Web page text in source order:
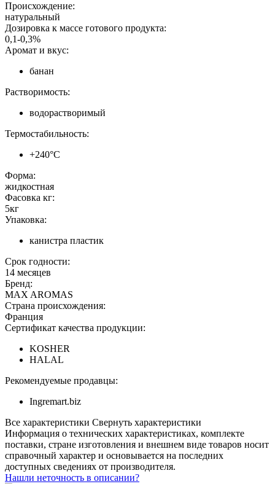
Происхождение:
натуральный
Дозировка к массе готового продукта:
0,1-0,3%
Аромат и вкус:
банан
Растворимость:
водорастворимый
Термостабильность:
+240°C
Форма:
жидкостная
Фасовка кг:
5кг
Упаковка:
канистра пластик
Срок годности:
14 месяцев
Бренд:
MAX AROMAS
Страна происхождения:
Франция
Сертификат качества продукции:
KOSHER
HALAL
Рекомендуемые продавцы:
Ingremart.biz
Все характеристики Свернуть характеристики
Информация о технических характеристиках, комплекте
поставки, стране изготовления и внешнем виде товаров носит
справочный характер и основывается на последних
доступных сведениях от производителя.
Нашли неточность в описании?